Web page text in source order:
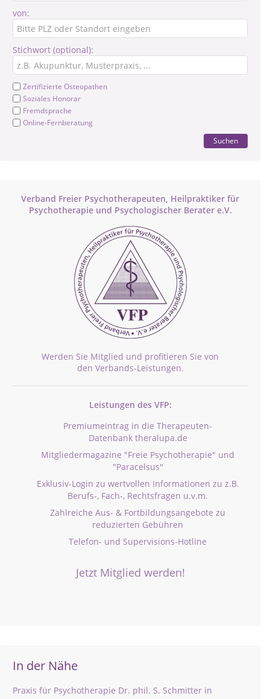
von:
Stichwort (optional):
Zertifizierte Osteopathen
Soziales Honorar
Fremdsprache
Online-Fernberatung
Suchen
Verband Freier Psychotherapeuten, Heilpraktiker für
Psychotherapie und Psychologischer Berater e.V.
Werden Sie Mitglied und profitieren Sie von
den Verbands-Leistungen.
Leistungen des VFP:
Premiumeintrag in die Therapeuten-
Datenbank theralupa.de
Mitgliedermagazine "Freie Psychotherapie" und
"Paracelsus"
Exklusiv-Login zu wertvollen Informationen zu z.B.
Berufs-, Fach-, Rechtsfragen u.v.m.
Zahlreiche Aus- & Fortbildungsangebote zu
reduzierten Gebühren
Telefon- und Supervisions-Hotline
Jetzt Mitglied werden!
In der Nähe
Praxis für Psychotherapie Dr. phil. S. Schmitter in